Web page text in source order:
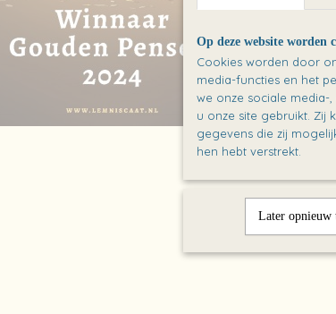
Op deze website worden
Cookies worden door
media-functies en het
we onze sociale
u onze site gebruikt. Zij
gegevens die zij
hen hebt verstrekt.
Later opnieuw